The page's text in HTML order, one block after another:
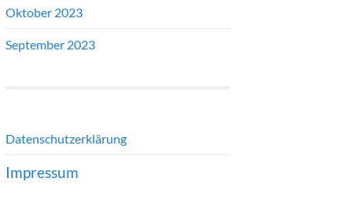
Oktober 2023
September 2023
Datenschutzerklärung
Impressum